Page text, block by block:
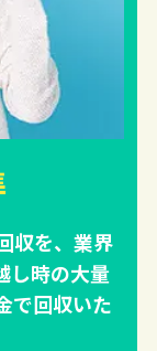
収を、業界
し時の大量
で回収いた